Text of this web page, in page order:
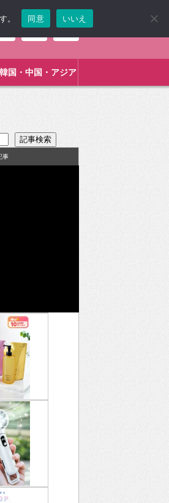
韓国・中国・アジア
事
。 同意 いいえ